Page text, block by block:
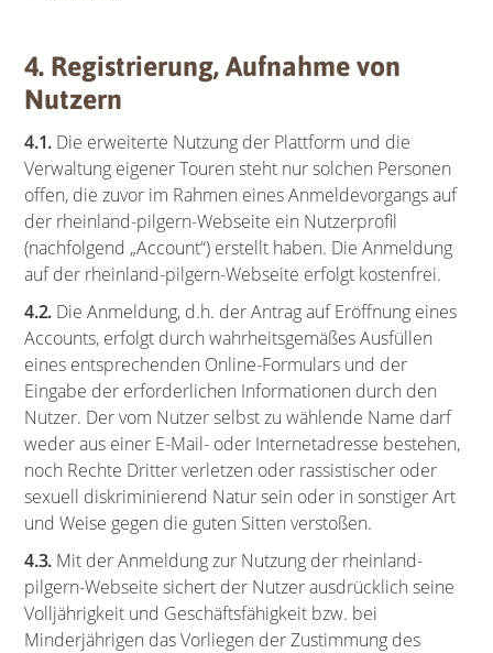
4. Registrierung, Aufnahme von
Nutzern
4.1.Die erweiterte Nutzung der Plattform und die
Verwaltung eigener Touren steht nur solchen Personen
offen, die zuvor im Rahmen eines Anmeldevorgangs auf
der rheinland-pilgern-Webseite ein Nutzerprofil
(nachfolgend „Account“) erstellt haben. Die Anmeldung
auf der rheinland-pilgern-Webseite erfolgt kostenfrei.
4.2.Die Anmeldung, d.h. der Antrag auf Eröffnung eines
Accounts, erfolgt durch wahrheitsgemäßes Ausfüllen
eines entsprechenden Online-Formulars und der
Eingabe der erforderlichen Informationen durch den
Nutzer. Der vom Nutzer selbst zu wählende Name darf
weder aus einer E-Mail- oder Internetadresse bestehen,
noch Rechte Dritter verletzen oder rassistischer oder
sexuell diskriminierend Natur sein oder in sonstiger Art
und Weise gegen die guten Sitten verstoßen.
4.3.Mit der Anmeldung zur Nutzung der rheinland-
pilgern-Webseite sichert der Nutzer ausdrücklich seine
Volljährigkeit und Geschäftsfähigkeit bzw. bei
Minderjährigen das Vorliegen der Zustimmung des